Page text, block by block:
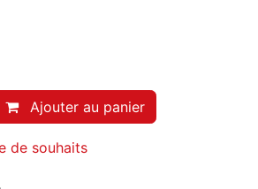
Ajouter au panier
de souhaits